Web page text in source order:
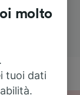
molto
tuoi dati